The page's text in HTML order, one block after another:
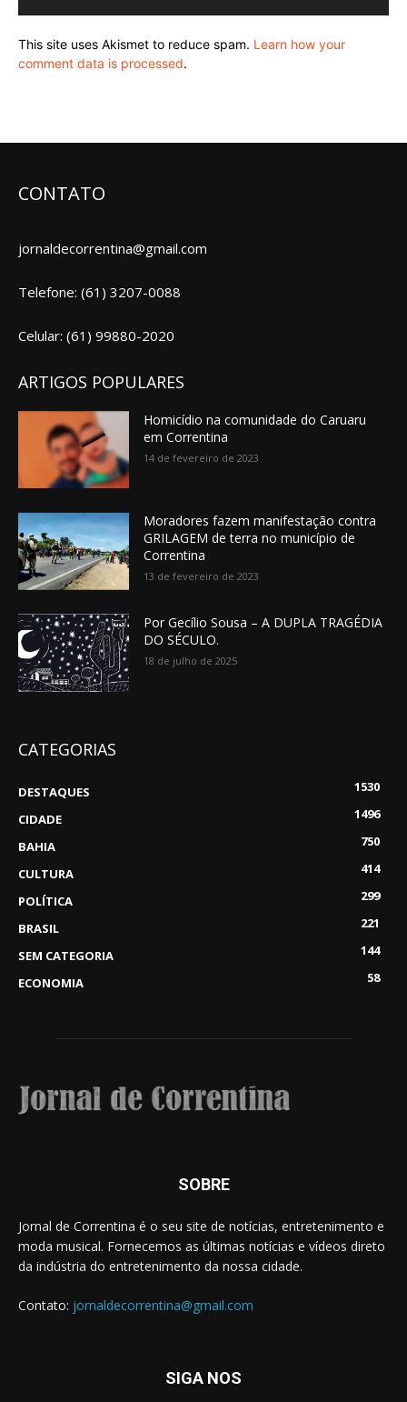
This site uses Akismet to reduce spam. Learn how your
comment data is processed.
CONTATO
jornaldecorrentina@gmail.com
Telefone: (61) 3207-0088
Celular: (61) 99880-2020
ARTIGOS POPULARES
Homicídio na comunidade do Caruaru
em Correntina
14 de fevereiro de 2023
Moradores fazem manifestação contra
GRILAGEM de terra no município de
Correntina
13 de fevereiro de 2023
Por Gecílio Sousa – A DUPLA TRAGÉDIA
DO SÉCULO.
18 de julho de 2025
CATEGORIAS
DESTAQUES
1530
CIDADE
1496
BAHIA
750
CULTURA
414
POLÍTICA
299
BRASIL
221
SEM CATEGORIA
144
ECONOMIA
58
SOBRE
Jornal de Correntina é o seu site de notícias, entretenimento e
moda musical. Fornecemos as últimas notícias e vídeos direto
da indústria do entretenimento da nossa cidade.
Contato: jornaldecorrentina@gmail.com
SIGA NOS